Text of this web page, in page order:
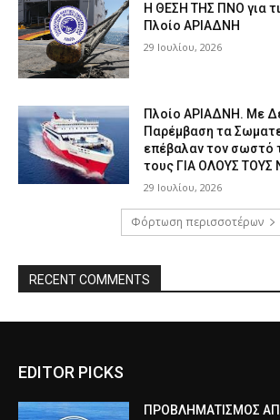
Η ΘΕΣΗ ΤΗΣ ΠΝΟ για
Πλοίο ΑΡΙΑΔΝΗ
29 Ιουλίου, 2026
Πλοίο ΑΡΙΑΔΝΗ. Με
Παρέμβαση τα
επέβαλαν τον σωστό
τους ΓΙΑ ΟΛΟΥΣ ΤΟΥΣ
29 Ιουλίου, 2026
Φόρτωση περισσοτέρων
RECENT COMMENTS
EDITOR PICKS
ΠPOΒΛΗΜΑΤΙΣΜΟΣ